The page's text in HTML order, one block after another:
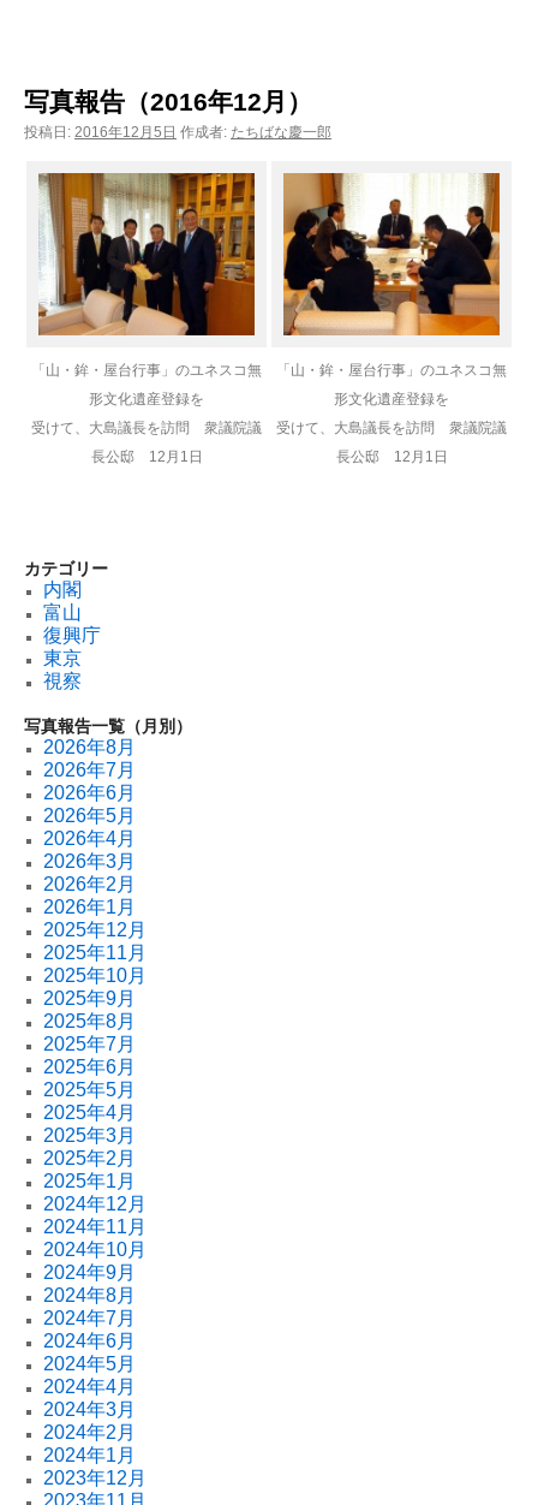
写真報告（2016年12月）
投稿日: 2016年12月5日 作成者: たちばな慶一郎
「山・鉾・屋台行事」のユネスコ無
形文化遺産登録を
受けて、大島議長を訪問 衆議院議
長公邸 12月1日
「山・鉾・屋台行事」のユネスコ無
形文化遺産登録を
受けて、大島議長を訪問 衆議院議
長公邸 12月1日
カテゴリー
内閣
富山
復興庁
東京
視察
写真報告一覧（月別）
2026年8月
2026年7月
2026年6月
2026年5月
2026年4月
2026年3月
2026年2月
2026年1月
2025年12月
2025年11月
2025年10月
2025年9月
2025年8月
2025年7月
2025年6月
2025年5月
2025年4月
2025年3月
2025年2月
2025年1月
2024年12月
2024年11月
2024年10月
2024年9月
2024年8月
2024年7月
2024年6月
2024年5月
2024年4月
2024年3月
2024年2月
2024年1月
2023年12月
2023年11月